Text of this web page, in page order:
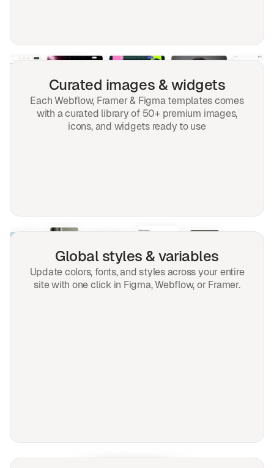
Curated images & widgets
Each Webflow, Framer & Figma templates comes
with a curated library of 50+ premium images,
icons, and widgets ready to use
Global styles & variables
Update colors, fonts, and styles across your entire
site with one click in Figma, Webflow, or Framer.